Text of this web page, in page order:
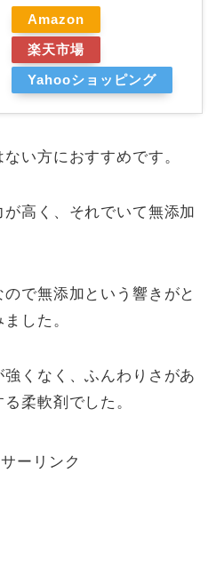
Amazon
楽天市場
Yahooショッピング
い方におすすめです。
高く、それでいて無添加
で無添加という響きがと
した。
くなく、ふんわりさがあ
柔軟剤でした。
ーリンク